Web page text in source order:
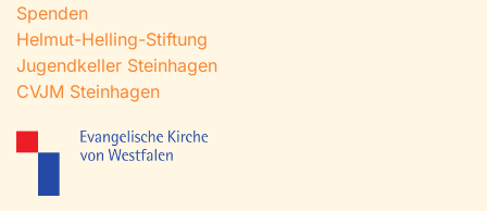
Spenden
Helmut-Helling-Stiftung
Jugendkeller Steinhagen
CVJM Steinhagen